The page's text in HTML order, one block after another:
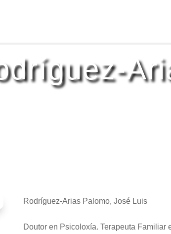
Rodríguez-Arias Palomo, José Luis
Doutor en Psicoloxía. Terapeuta